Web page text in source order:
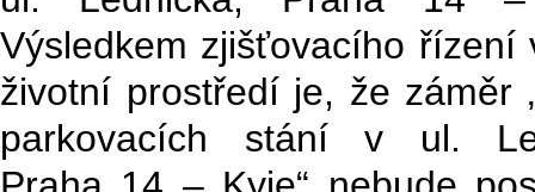
Výsledkem zjišťovacího řízení
životní prostředí je, že záměr
parkovacích stání v ul.